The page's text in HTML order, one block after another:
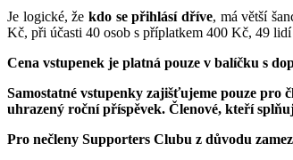
Je logické, že kdo se přihlásí dříve, má větší
Kč, při účasti 40 osob s příplatkem 400 Kč, 49
Cena vstupenek je platná pouze v balíčku s
Samostatné vstupenky zajišťujeme pouze pro
uhrazený roční příspěvek. Členové, kteří
Pro nečleny Supporters Clubu z důvodu